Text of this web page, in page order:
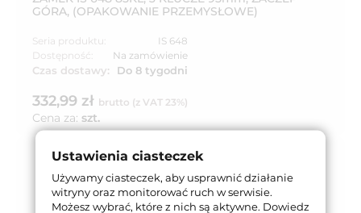
GÓRA, (OPAKOWANIE PRZEMYSŁOWE)
Seria produktu:
IS 648
Dostępność:
Na zamówienie
Czas dostawy: Do 8 tygodni
332,99 zł brutto (z VAT 23%)
Cena za: szt.
Ustawienia ciasteczek
Używamy ciasteczek, aby usprawnić działanie
witryny oraz monitorować ruch w serwisie.
Możesz wybrać, które z nich są aktywne. Dowiedz